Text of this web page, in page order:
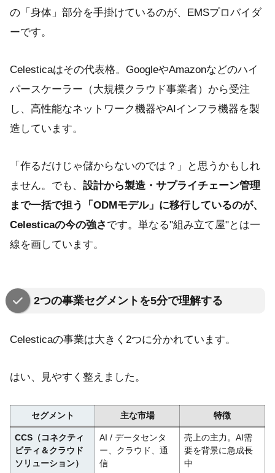
の「身体」部分を手掛けているのが、EMSプロバイダ
ーです。
Celesticaはその代表格。GoogleやAmazonなどのハイ
パースケーラー（大規模クラウド事業者）から受注
し、高性能なネットワーク機器やAIインフラ機器を製
造しています。
「作るだけじゃ儲からないのでは？」と思うかもしれ
ません。でも、 設計から製造・サプライチェーン管理
まで一括で担う「ODMモデル」に移行しているのが、
Celesticaの今の強さ です。単なる"組み立て屋"とは一
線を画しています。
2つの事業セグメントを5分で理解する
Celesticaの事業は大きく2つに分かれています。
はい、見やすく整えました。
セグメント 主な市場 特徴
CCS（コネクティ
ビティ＆クラウド
ソリューション）
AI / データセンタ
ー、クラウド、通
信
売上の主力。AI需
要を背景に急成長
中